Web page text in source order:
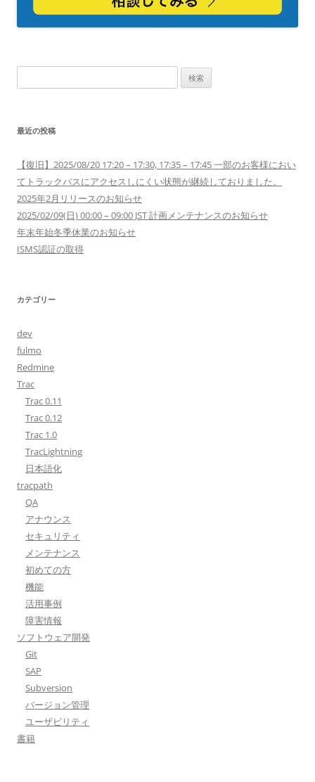
索:
最近の投稿
【復旧】2025/08/20 17:20 – 17:30, 17:35 – 17:45 一部のお客様におい
てトラックパスにアクセスしにくい状態が継続しておりました。
2025年2月リリースのお知らせ
2025/02/09(日) 00:00 – 09:00 JST 計画メンテナンスのお知らせ
年末年始冬季休業のお知らせ
ISMS認証の取得
カテゴリー
dev
fulmo
Redmine
Trac
Trac 0.11
Trac 0.12
Trac 1.0
TracLightning
日本語化
tracpath
QA
アナウンス
セキュリティ
メンテナンス
初めての方
機能
活用事例
障害情報
ソフトウェア開発
Git
SAP
Subversion
バージョン管理
ユーザビリティ
書籍